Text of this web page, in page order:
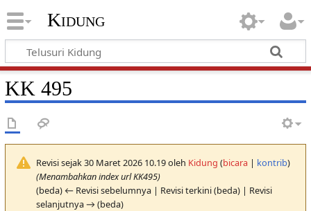
Kidung
KK 495
Revisi sejak 30 Maret 2026 10.19 oleh Kidung (bicara| kontrib)
(Menambahkan index url KK495)
(beda) ← Revisi sebelumnya | Revisi terkini (beda) | Revisi
selanjutnya → (beda)